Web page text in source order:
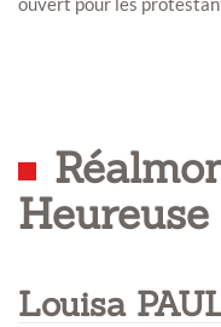
Heureuse
Louisa